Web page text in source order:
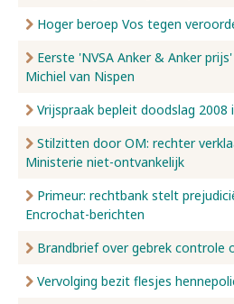
Hoger beroep Vos tegen
Eerste 'NVSA Anker & Anker
Michiel van Nispen
Vrijspraak bepleit doodslag 2008
Stilzitten door OM: rechter
Ministerie niet-ontvankelijk
Primeur: rechtbank stelt
Encrochat-berichten
Brandbrief over gebrek controle
Vervolging bezit flesjes